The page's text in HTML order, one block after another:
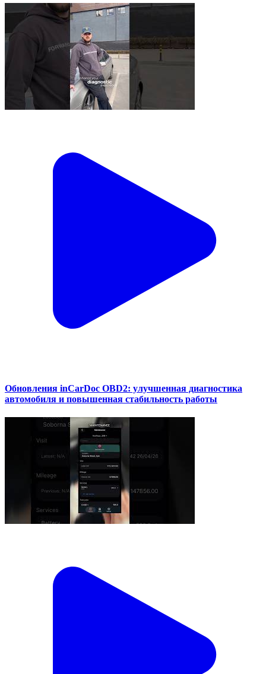
Обновления inCarDoc OBD2: улучшенная диагностика
автомобиля и повышенная стабильность работы